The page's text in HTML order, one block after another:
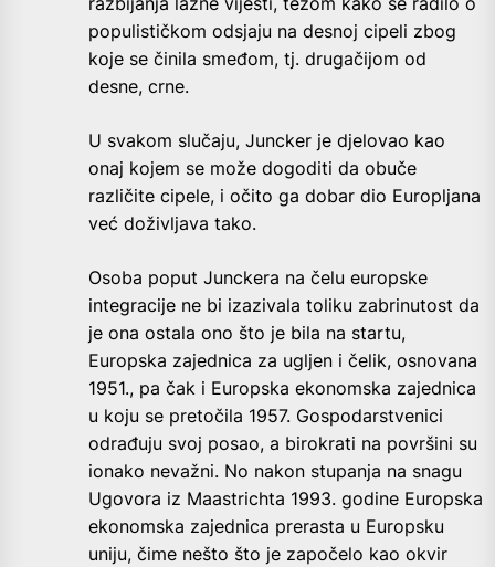
populističkom odsjaju na desnoj cipeli zbog
koje se činila smeđom, tj. drugačijom od
desne, crne.
U svakom slučaju, Juncker je djelovao kao
onaj kojem se može dogoditi da obuče
različite cipele, i očito ga dobar dio Europljana
već doživljava tako.
Osoba poput Junckera na čelu europske
integracije ne bi izazivala toliku zabrinutost da
je ona ostala ono što je bila na startu,
Europska zajednica za ugljen i čelik, osnovana
1951., pa čak i Europska ekonomska zajednica
u koju se pretočila 1957. Gospodarstvenici
odrađuju svoj posao, a birokrati na površini su
ionako nevažni. No nakon stupanja na snagu
Ugovora iz Maastrichta 1993. godine Europska
ekonomska zajednica prerasta u Europsku
uniju, čime nešto što je započelo kao okvir